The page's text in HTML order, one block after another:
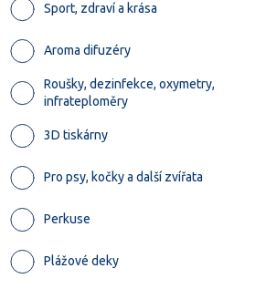
Sport, zdraví a krása
Aroma difuzéry
Roušky, dezinfekce, oxymetry,
infrateploměry
3D tiskárny
Pro psy, kočky a další zvířata
Perkuse
Plážové deky